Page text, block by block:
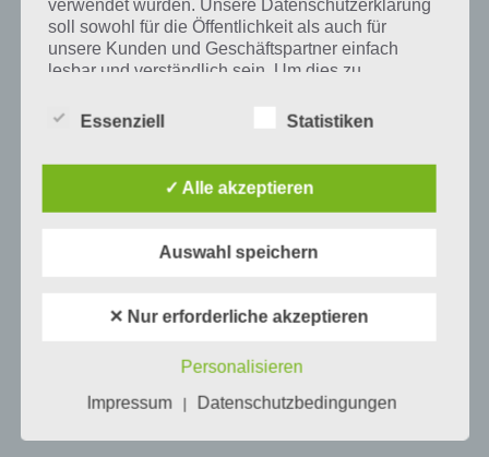
Mehr Artikel hier auf Touchportal
verwendet wurden. Unsere Datenschutzerklärung
soll sowohl für die Öffentlichkeit als auch für
unsere Kunden und Geschäftspartner einfach
lesbar und verständlich sein. Um dies zu
Begrifflichkeiten erläutern.
unter anderem die folgenden Begriffe:
a) personenbezogene Daten
Personenbezogene Daten sind alle
Informationen, die sich auf eine identifizierte
Folgenden „betroffene Person") beziehen.
Als identifizierbar wird eine natürliche
Person angesehen, die direkt oder indirekt,
insbesondere mittels Zuordnung zu einer
Essenziell Statistiken
✓ Alle akzeptieren
Auswahl speichern
✕ Nur erforderliche akzeptieren
Personalisieren
Impressum
| Datenschutzbedingungen